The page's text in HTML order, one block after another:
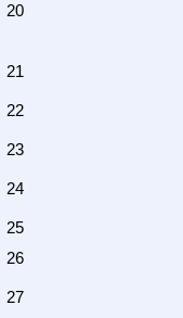
20
21
22
23
24
25
26
27